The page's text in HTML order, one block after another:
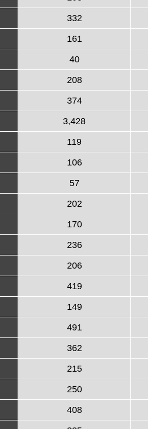
332
161
40
208
374
3,428
119
106
57
202
170
236
206
419
149
491
362
215
250
408